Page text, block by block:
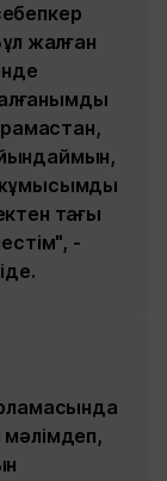
жалған
тағы
-